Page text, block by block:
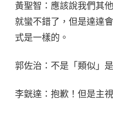
黃聖智：應該說我們其
就蠻不錯了，但是達達
式是一樣的。
郭佐治：不是「類似」
李皝達：抱歉！但是主